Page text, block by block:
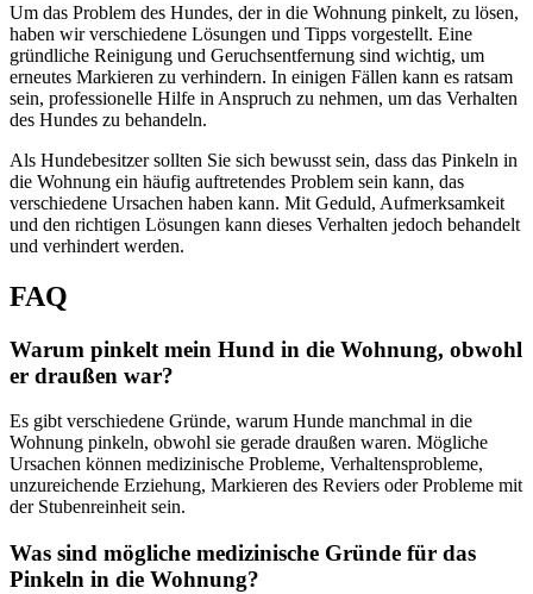
Um das Problem des Hundes, der in die Wohnung pinkelt, zu lösen,
haben wir verschiedene Lösungen und Tipps vorgestellt. Eine
gründliche Reinigung und Geruchsentfernung sind wichtig, um
erneutes Markieren zu verhindern. In einigen Fällen kann es ratsam
sein, professionelle Hilfe in Anspruch zu nehmen, um das Verhalten
des Hundes zu behandeln.
Als Hundebesitzer sollten Sie sich bewusst sein, dass das Pinkeln in
die Wohnung ein häufig auftretendes Problem sein kann, das
verschiedene Ursachen haben kann. Mit Geduld, Aufmerksamkeit
und den richtigen Lösungen kann dieses Verhalten jedoch behandelt
und verhindert werden.
FAQ
Warum pinkelt mein Hund in die Wohnung, obwohl
er draußen war?
Es gibt verschiedene Gründe, warum Hunde manchmal in die
Wohnung pinkeln, obwohl sie gerade draußen waren. Mögliche
Ursachen können medizinische Probleme, Verhaltensprobleme,
unzureichende Erziehung, Markieren des Reviers oder Probleme mit
der Stubenreinheit sein.
Was sind mögliche medizinische Gründe für das
Pinkeln in die Wohnung?